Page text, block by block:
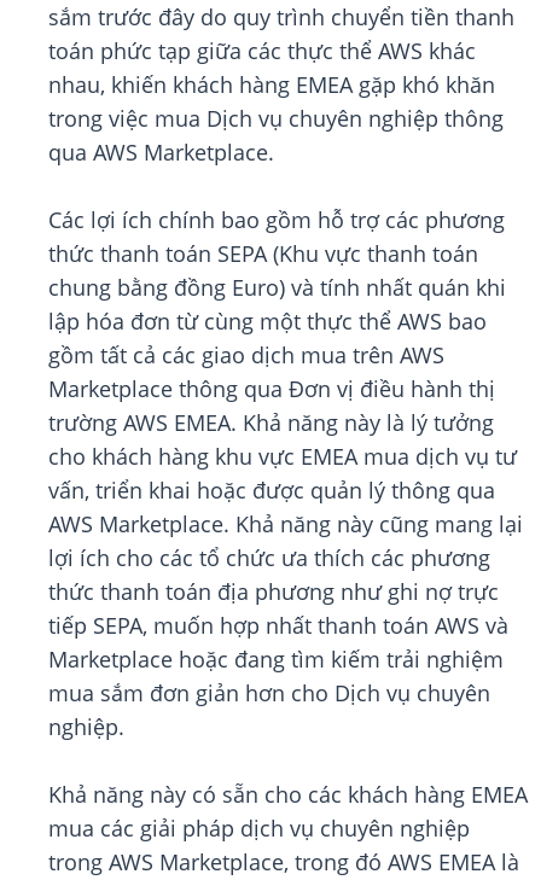
sắm trước đây do quy trình chuyển tiền thanh
toán phức tạp giữa các thực thể AWS khác
nhau, khiến khách hàng EMEA gặp khó khăn
trong việc mua Dịch vụ chuyên nghiệp thông
qua AWS Marketplace.
Các lợi ích chính bao gồm hỗ trợ các phương
thức thanh toán SEPA (Khu vực thanh toán
chung bằng đồng Euro) và tính nhất quán khi
lập hóa đơn từ cùng một thực thể AWS bao
gồm tất cả các giao dịch mua trên AWS
Marketplace thông qua Đơn vị điều hành thị
trường AWS EMEA. Khả năng này là lý tưởng
cho khách hàng khu vực EMEA mua dịch vụ tư
vấn, triển khai hoặc được quản lý thông qua
AWS Marketplace. Khả năng này cũng mang lại
lợi ích cho các tổ chức ưa thích các phương
thức thanh toán địa phương như ghi nợ trực
tiếp SEPA, muốn hợp nhất thanh toán AWS và
Marketplace hoặc đang tìm kiếm trải nghiệm
mua sắm đơn giản hơn cho Dịch vụ chuyên
nghiệp.
Khả năng này có sẵn cho các khách hàng EMEA
mua các giải pháp dịch vụ chuyên nghiệp
trong AWS Marketplace, trong đó AWS EMEA là